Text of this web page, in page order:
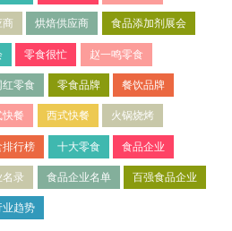
商 烘焙供应商 食品添加剂展会
零食很忙 赵一鸣零食
红零食 零食品牌 餐饮品牌
快餐 西式快餐 火锅烧烤
排行榜 十大零食 食品企业
名录 食品企业名单 百强食品企业
业趋势